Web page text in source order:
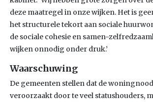
deze maatregel in onze wijken. Het is
het structurele tekort aan sociale
de sociale cohesie en samen-
wijken onnodig onder druk.’
Waarschuwing
De gemeenten stellen dat de
veroorzaakt door te veel statushouders,